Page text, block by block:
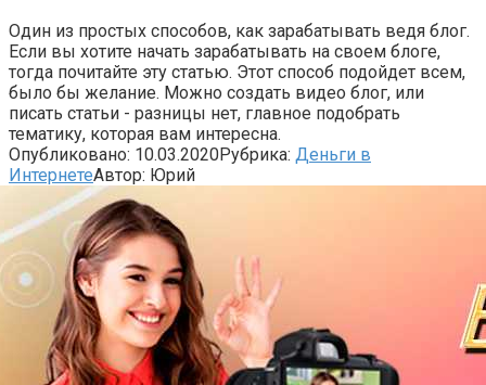
Один из простых способов, как зарабатывать ведя блог.
Если вы хотите начать зарабатывать на своем блоге,
тогда почитайте эту статью. Этот способ подойдет всем,
было бы желание. Можно создать видео блог, или
писать статьи - разницы нет, главное подобрать
тематику, которая вам интересна.
Опубликовано: 10.03.2020Рубрика: Деньги в
ИнтернетеАвтор: Юрий